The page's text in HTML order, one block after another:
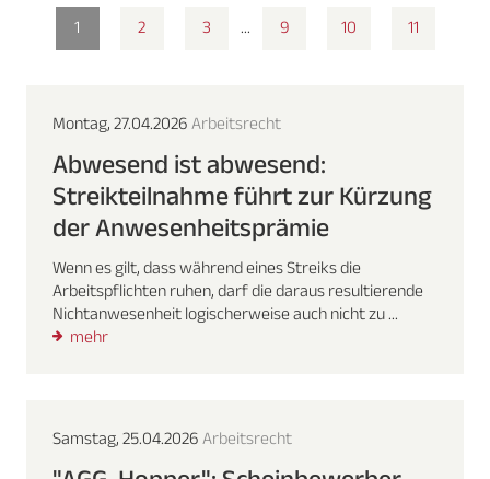
1 2 3 ... 9 10 11
Montag, 27.04.2026 Arbeitsrecht
Abwesend ist abwesend:
Streikteilnahme führt zur Kürzung
der Anwesenheitsprämie
Wenn es gilt, dass während eines Streiks die
Arbeitspflichten ruhen, darf die daraus resultierende
Nichtanwesenheit logischerweise auch nicht zu ...
mehr
Samstag, 25.04.2026 Arbeitsrecht